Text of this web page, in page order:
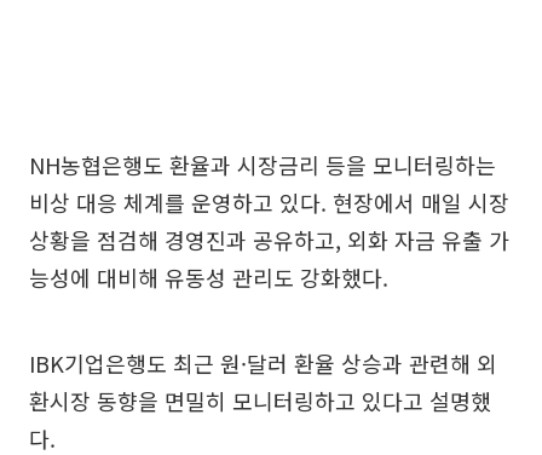
NH농협은행도 환율과 시장금리 등을 모니터링하는
비상 대응 체계를 운영하고 있다. 현장에서 매일 시장
상황을 점검해 경영진과 공유하고, 외화 자금 유출 가
능성에 대비해 유동성 관리도 강화했다.
IBK기업은행도 최근 원·달러 환율 상승과 관련해 외
환시장 동향을 면밀히 모니터링하고 있다고 설명했
다.